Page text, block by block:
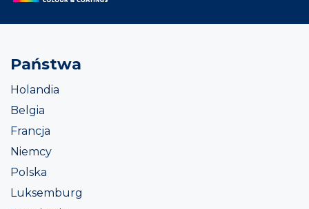
Państwa
Holandia
Belgia
Francja
Niemcy
Polska
Luksemburg